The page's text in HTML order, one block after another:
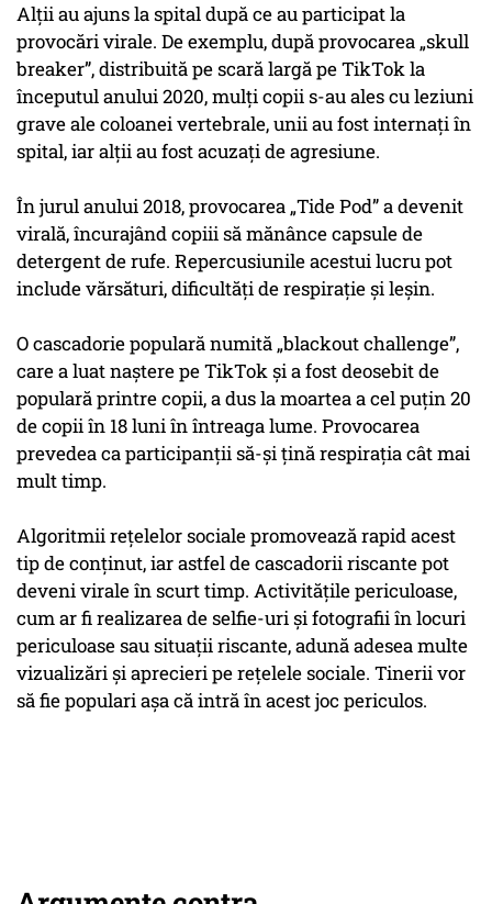
Alții au ajuns la spital după ce au participat la
provocări virale. De exemplu, după provocarea „skull
breaker”, distribuită pe scară largă pe TikTok la
începutul anului 2020, mulți copii s-au ales cu leziuni
grave ale coloanei vertebrale, unii au fost internați în
spital, iar alții au fost acuzați de agresiune.
În jurul anului 2018, provocarea „Tide Pod” a devenit
virală, încurajând copiii să mănânce capsule de
detergent de rufe. Repercusiunile acestui lucru pot
include vărsături, dificultăți de respirație și leșin.
O cascadorie populară numită „blackout challenge”,
care a luat naștere pe TikTok și a fost deosebit de
populară printre copii, a dus la moartea a cel puțin 20
de copii în 18 luni în întreaga lume. Provocarea
prevedea ca participanții să-și țină respirația cât mai
mult timp.
Algoritmii rețelelor sociale promovează rapid acest
tip de conținut, iar astfel de cascadorii riscante pot
deveni virale în scurt timp. Activitățile periculoase,
cum ar fi realizarea de selfie-uri și fotografii în locuri
periculoase sau situații riscante, adună adesea multe
vizualizări și aprecieri pe rețelele sociale. Tinerii vor
să fie populari așa că intră în acest joc periculos.